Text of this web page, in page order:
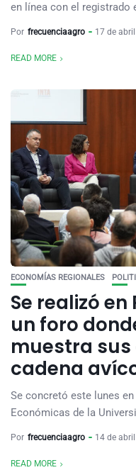
en línea con el registrado
Por frecuenciaagro 17 de
READ MORE
ECONOMÍAS REGIONALES
Se realizó
un foro
muestra
cadena
Se concretó este lunes
Económicas de la
Por frecuenciaagro 14 de
READ MORE